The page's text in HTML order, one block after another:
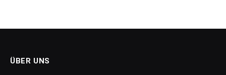
ÜBER UNS